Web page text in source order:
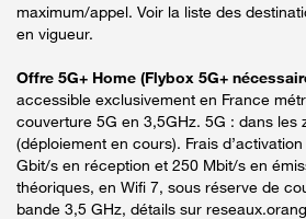
maximum/appel. Voir la liste des
en vigueur.
Offre 5G+ Home (Flybox 5G+
accessible exclusivement en France
couverture 5G en 3,5GHz. 5G : dans les
(déploiement en cours). Frais
Gbit/s en réception et 250 Mbit/s en
théoriques, en Wifi 7, sous réserve de
bande 3,5 GHz, détails sur